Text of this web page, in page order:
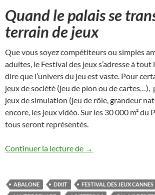
Quand le palais se
terrain de jeux
Que vous soyez compétiteurs ou simples
adultes, le Festival des jeux s’adresse à
dire que l’univers du jeu est vaste. Pour
jeux de société (jeu de pion ou de cartes…),
jeux de simulation (jeu de rôle, grandeur
encore, les jeux vidéo. Sur les 30 000 m² du
tous seront représentés.
Continuer la lecture de Let’s play au 30e
→
ABALONE DIXIT FESTIVAL DES JEUX CANNES